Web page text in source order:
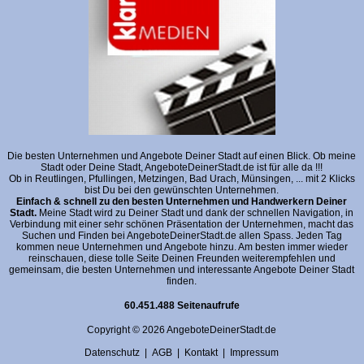
Die besten Unternehmen und Angebote Deiner Stadt auf einen Blick. Ob meine
Stadt oder Deine Stadt, AngeboteDeinerStadt.de ist für alle da !!!
Ob in Reutlingen, Pfullingen, Metzingen, Bad Urach, Münsingen, ... mit 2 Klicks
bist Du bei den gewünschten Unternehmen.
Einfach & schnell zu den besten Unternehmen und Handwerkern Deiner
Stadt. Meine Stadt wird zu Deiner Stadt und dank der schnellen Navigation, in
Verbindung mit einer sehr schönen Präsentation der Unternehmen, macht das
Suchen und Finden bei AngeboteDeinerStadt.de allen Spass. Jeden Tag
kommen neue Unternehmen und Angebote hinzu. Am besten immer wieder
reinschauen, diese tolle Seite Deinen Freunden weiterempfehlen und
gemeinsam, die besten Unternehmen und interessante Angebote Deiner Stadt
finden.
60.451.488 Seitenaufrufe
Copyright © 2026 AngeboteDeinerStadt.de
Datenschutz |AGB | Kontakt| Impressum